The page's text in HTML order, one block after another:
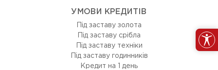
УМОВИ КРЕДИТІВ
Під заставу золота
Під заставу срібла
Під заставу техніки
Під заставу годинників
Кредит на 1 день